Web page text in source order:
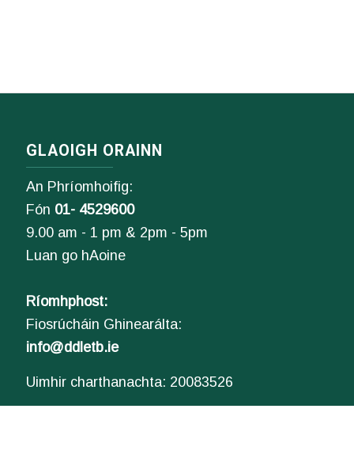
GLAOIGH ORAINN
An Phríomhoifig:
Fón 01- 4529600
9.00 am - 1 pm & 2pm - 5pm
Luan go hAoine
Ríomhphost:
Fiosrúcháin Ghinearálta:
info@ddletb.ie
Uimhir charthanachta: 20083526